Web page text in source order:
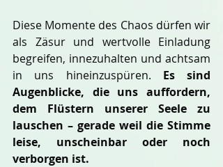
Diese Momente des Chaos dürfen wir
als Zäsur und wertvolle Einladung
begreifen, innezuhalten und achtsam
in uns hineinzuspüren. Es sind
Augenblicke, die uns auffordern,
dem Flüstern unserer Seele zu
lauschen – gerade weil die Stimme
leise, unscheinbar oder noch
verborgen ist.